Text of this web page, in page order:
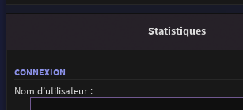
Statistiques
CONNEXION
Nom d’utilisateur :